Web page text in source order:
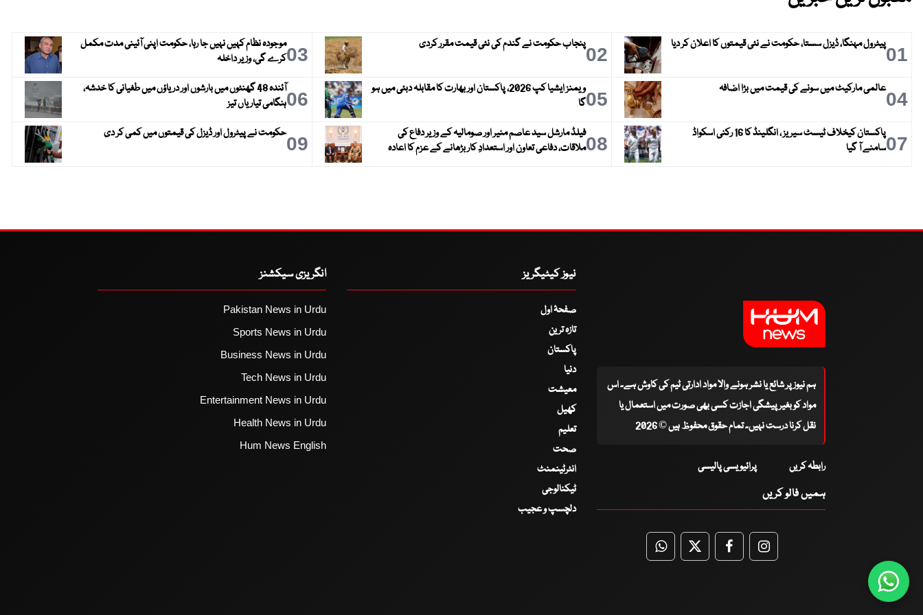
01پیٹرول مہنگا، ڈیزل سستا، حکومت نے نئی قیمتوں کا اعلان کر دیا 02پنجاب حکومت نے گندم کی نئی قیمت مقرر کردی 03موجودہ نظام کہیں نہیں جا رہا، حکومت اپنی آئینی مدت مکمل
کرے گی، وزیر داخلہ
04عالمی مارکیٹ میں سونے کی قیمت میں بڑا اضافہ 05
ویمنز ایشیا کپ 2026، پاکستان اور بھارت کا مقابلہ دبئی میں ہو
گا
06
آئندہ 48 گھنٹوں میں بارشوں اور دریاؤں میں طغیانی کا خدشہ،
ہنگامی تیاریاں تیز
07
پاکستان کیخلاف ٹیسٹ سیریز ، انگلینڈ کا 16 رکنی اسکواڈ
سامنے آ گیا
08فیلڈ مارشل سید عاصم منیر اور صومالیہ کے وزیر دفاع کی
ملاقات، دفاعی تعاون اور استعدادِ کار بڑھانے کے عزم کا اعادہ
09حکومت نے پیٹرول اور ڈیزل کی قیمتوں میں کمی کر دی
ہم نیوز پر شائع یا نشر ہونے والا مواد ادارتی ٹیم کی کاوش ہے۔ اس
مواد کو بغیر پیشگی اجازت کسی بھی صورت میں استعمال یا
نقل کرنا درست نہیں۔ تمام حقوق محفوظ ہیں © 2026
رابطہ کریں پرائیویسی پالیسی
ہمیں فالو کریں
WhatsApp
TwitterFacebookFacebook
نیوز کیٹیگریز
صفحۂ اول
تازہ ترین
پاکستان
دنیا
معیشت
کھیل
تعلیم
صحت
انٹرٹینمنٹ
ٹیکنالوجی
دلچسپ و عجیب
انگریزی سیکشنز
Pakistan News in Urdu
Sports News in Urdu
Business News in Urdu
Tech News in Urdu
Entertainment News in Urdu
Health News in Urdu
Hum News English